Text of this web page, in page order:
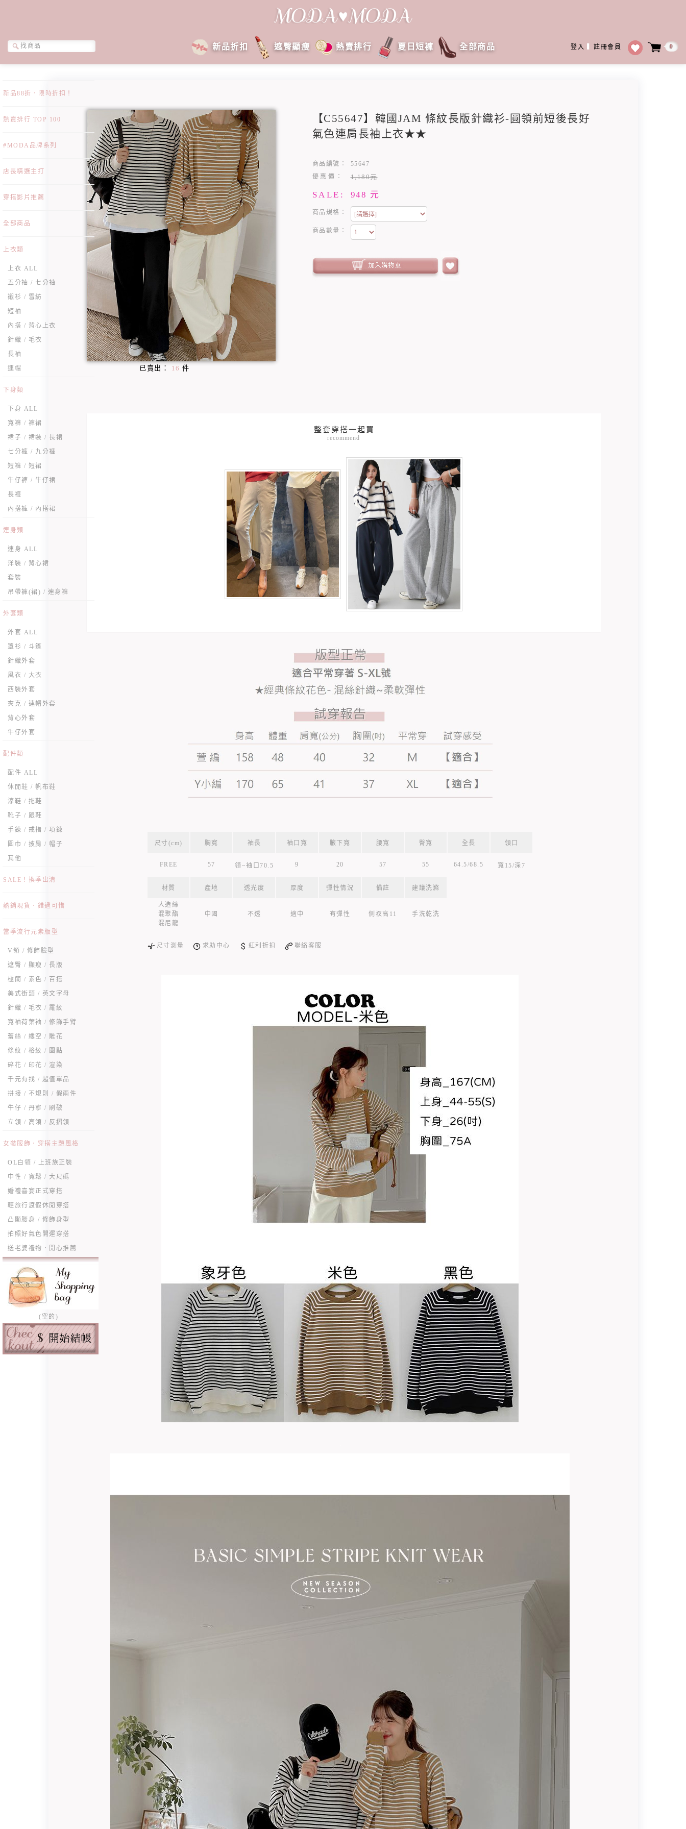
登入 註冊會員 0
新品折扣 遮臀顯瘦 熱賣排行 夏日短褲 全部商品
新品88折．限時折扣！
熱賣排行 TOP 100
#MODA品牌系列
店長精選主打
穿搭影片推薦
全部商品
上衣類
上衣 ALL
五分袖 / 七分袖
襯衫 / 雪紡
短袖
內搭 / 背心上衣
針織 / 毛衣
長袖
連帽
下身類
下身 ALL
寬褲 / 褲裙
裙子 / 裙裝 / 長裙
七分褲 / 九分褲
短褲 / 短裙
牛仔褲 / 牛仔裙
長褲
內搭褲 / 內搭裙
連身類
連身 ALL
洋裝 / 背心裙
套裝
吊帶褲(裙) / 連身褲
外套類
外套 ALL
罩衫 / 斗篷
針織外套
風衣 / 大衣
西裝外套
夾克 / 連帽外套
背心外套
牛仔外套
配件類
配件 ALL
休閒鞋 / 帆布鞋
涼鞋 / 拖鞋
靴子 / 跟鞋
手鍊 / 戒指 / 項鍊
圍巾 / 披肩 / 帽子
其他
SALE！換季出清
熱銷現貨．錯過可惜
當季流行元素版型
V領 / 修飾臉型
遮臀 / 顯瘦 / 長版
極簡 / 素色 / 百搭
美式街頭 / 英文字母
針織 / 毛衣 / 羅紋
寬袖荷葉袖 / 修飾手臂
蕾絲 / 縷空 / 雕花
條紋 / 格紋 / 圓點
碎花 / 印花 / 渲染
千元有找 / 超值單品
拼接 / 不規則 / 假兩件
牛仔 / 丹寧 / 刷破
立領 / 高領 / 反摺領
女裝服飾．穿搭主題風格
OL白領 / 上班族正裝
中性 / 寬鬆 / 大尺碼
婚禮喜宴正式穿搭
輕旅行渡假休閒穿搭
凸顯腰身 / 修飾身型
拍照好氣色開運穿搭
送老婆禮物．開心推薦
(空的)
已賣出： 16 件
【C55647】韓國JAM 條紋長版針織衫-圓領前短後長好
氣色連肩長袖上衣★★
商品編號：
55647
優惠價：
1,180元
SALE: 948 元
商品規格：
商品數量：
recommend
尺寸(cm) 胸寬 袖長 袖口寬 腋下寬 腰寬 臀寬 全長 領口
FREE 57 領~袖口70.5 9 20 57 55 64.5/68.5 寬15/深7
材質 產地 透光度 厚度 彈性情況 備註 建議洗滌
人造絲
混聚酯
混尼龍
中國 不透 適中 有彈性 側衩高11 手洗乾洗
尺寸測量 求助中心 紅利折扣 聯絡客服